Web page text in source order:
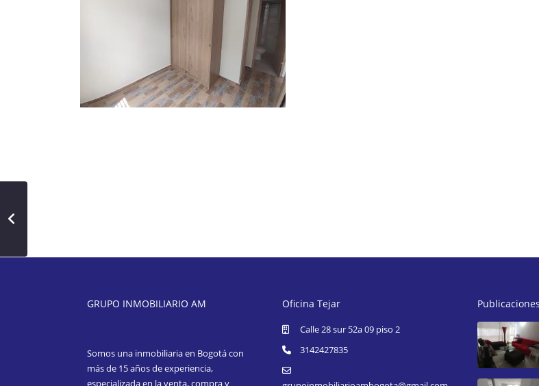
GRUPO INMOBILIARIO AM
Somos una inmobiliaria en Bogotá con
más de 15 años de experiencia,
especializada en la venta, compra y
Oficina Tejar
Calle 28 sur 52a 09 piso 2
3142427835